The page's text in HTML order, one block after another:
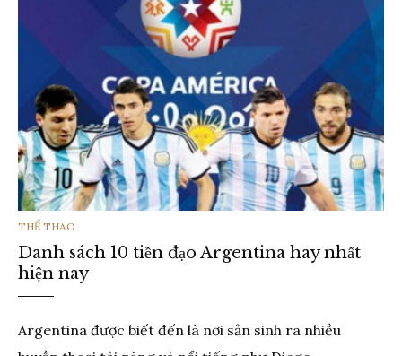
THỂ
LOẠI
THỂ THAO
Danh sách 10 tiền đạo Argentina hay nhất
hiện nay
Argentina được biết đến là nơi sản sinh ra nhiều